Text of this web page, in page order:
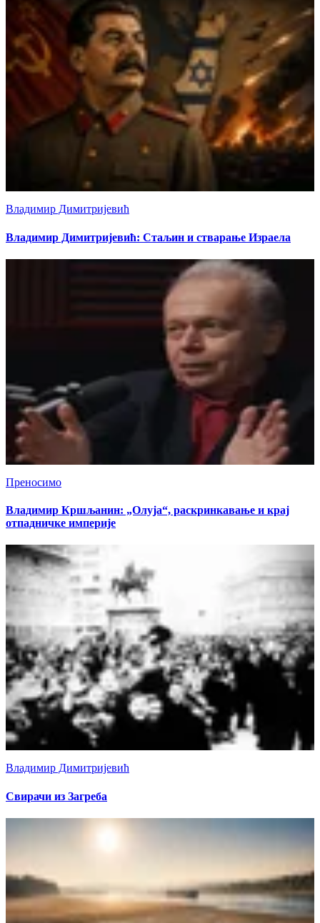
Владимир Димитријевић
Владимир Димитријевић: Стаљин и стварање Израела
Преносимо
Владимир Кршљанин: „Олуја“, раскринкавање и крај
отпадничке империје
Владимир Димитријевић
Свирачи из Загреба